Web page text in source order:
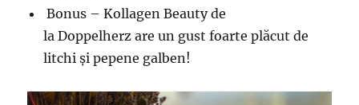
Bonus – Kollagen Beauty de
la Doppelherz are un gust foarte plăcut de
litchi și pepene galben!